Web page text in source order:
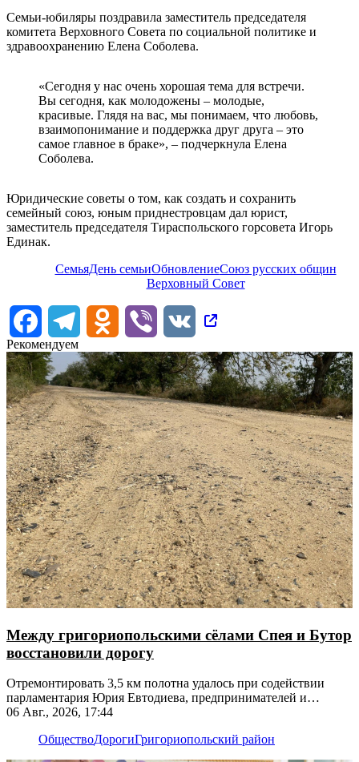
Семьи-юбиляры поздравила заместитель председателя
комитета Верховного Совета по социальной политике и
здравоохранению Елена Соболева.
«Сегодня у нас очень хорошая тема для встречи.
Вы сегодня, как молодожены – молодые,
красивые. Глядя на вас, мы понимаем, что любовь,
взаимопонимание и поддержка друг друга – это
самое главное в браке», – подчеркнула Елена
Соболева.
Юридические советы о том, как создать и сохранить
семейный союз, юным приднестровцам дал юрист,
заместитель председателя Тираспольского горсовета Игорь
Единак.
СемьяДень семьиОбновлениеСоюз русских общин
Верховный Совет
FacebookTelegram Odnoklassniki
Viber
VK
Рекомендуем
Между григориопольскими сёлами Спея и Бутор
восстановили дорогу
Отремонтировать 3,5 км полотна удалось при содействии
парламентария Юрия Евтодиева, предпринимателей и
жителей
06 Авг., 2026, 17:44
ОбществоДорогиГригориопольский район